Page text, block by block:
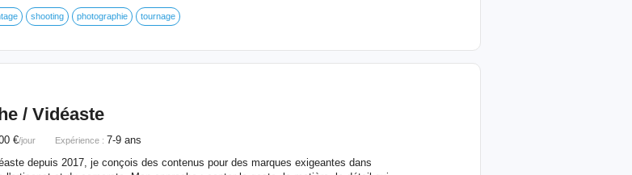
shooting photographie tournage
/ Vidéaste
€/jour Expérience : 7-9 ans
depuis 2017, je conçois des contenus pour des marques exigeantes dans